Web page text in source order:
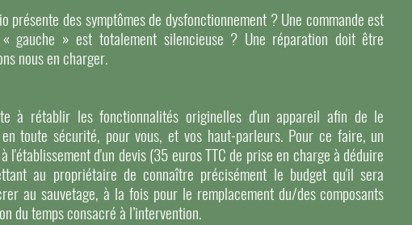
présente des symptômes de dysfonctionnement ? Une commande est
gauche » est totalement silencieuse ? Une réparation doit être
nous en charger.
à rétablir les fonctionnalités originelles d'un appareil afin de le
toute sécurité, pour vous, et vos haut-parleurs. Pour ce faire, un
l'établissement d'un devis (35 euros TTC de prise en charge à déduire
au propriétaire de connaître précisément le budget qu'il sera
au sauvetage, à la fois pour le remplacement du/des composants
du temps consacré à l’intervention.